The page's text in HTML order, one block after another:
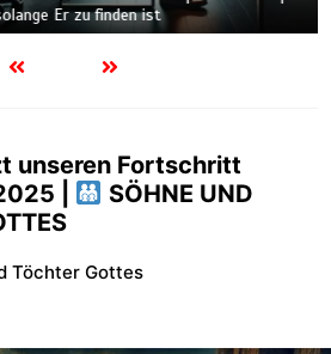
finden ist
unseren Fortschritt
|
SÖHNE UND
Töchter Gottes